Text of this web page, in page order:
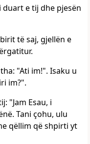
duart e tij dhe pjesën
të saj, gjellën e
"Ati im!". Isaku u
im?".
"Jam Esau, i
Tani çohu, ulu
qëllim që shpirti yt